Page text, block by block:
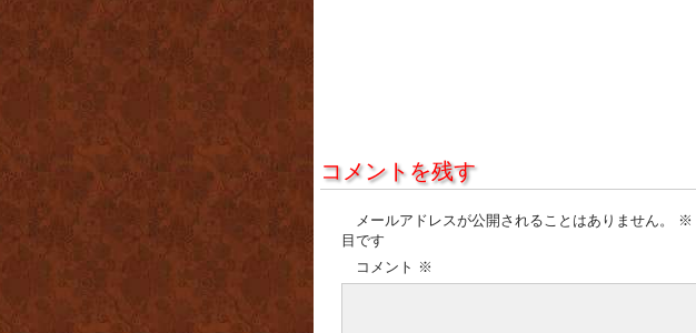
コメントを残す
メールアドレスが公開されることはありません。 ※
目です
コメント ※